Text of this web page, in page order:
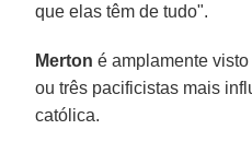
que elas têm de tudo".
Merton é amplamente
ou três pacificistas mais
católica.